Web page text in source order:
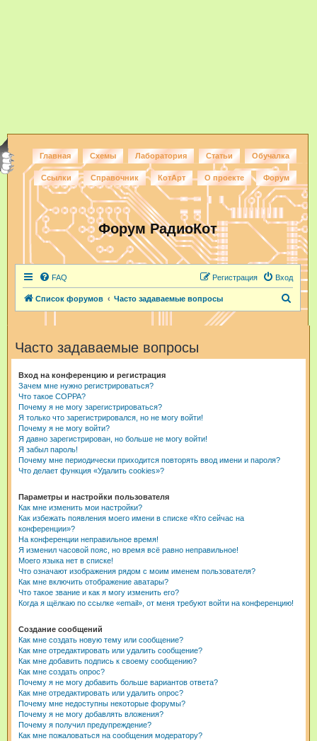
Главная Схемы Лаборатория Статьи Обучалка
Ссылки Справочник КотАрт О проекте Форум
Форум РадиоКот
FAQ Вход
Регистрация
Список форумов Часто задаваемые вопросы
Часто задаваемые вопросы
Вход на конференцию и регистрация
Зачем мне нужно регистрироваться?
Что такое COPPA?
Почему я не могу зарегистрироваться?
Я только что зарегистрировался, но не могу войти!
Почему я не могу войти?
Я давно зарегистрирован, но больше не могу войти!
Я забыл пароль!
Почему мне периодически приходится повторять ввод имени и пароля?
Что делает функция «Удалить cookies»?
Параметры и настройки пользователя
Как мне изменить мои настройки?
Как избежать появления моего имени в списке «Кто сейчас на
конференции»?
На конференции неправильное время!
Я изменил часовой пояс, но время всё равно неправильное!
Моего языка нет в списке!
Что означают изображения рядом с моим именем пользователя?
Как мне включить отображение аватары?
Что такое звание и как я могу изменить его?
Когда я щёлкаю по ссылке «email», от меня требуют войти на конференцию!
Создание сообщений
Как мне создать новую тему или сообщение?
Как мне отредактировать или удалить сообщение?
Как мне добавить подпись к своему сообщению?
Как мне создать опрос?
Почему я не могу добавить больше вариантов ответа?
Как мне отредактировать или удалить опрос?
Почему мне недоступны некоторые форумы?
Почему я не могу добавлять вложения?
Почему я получил предупреждение?
Как мне пожаловаться на сообщения модератору?